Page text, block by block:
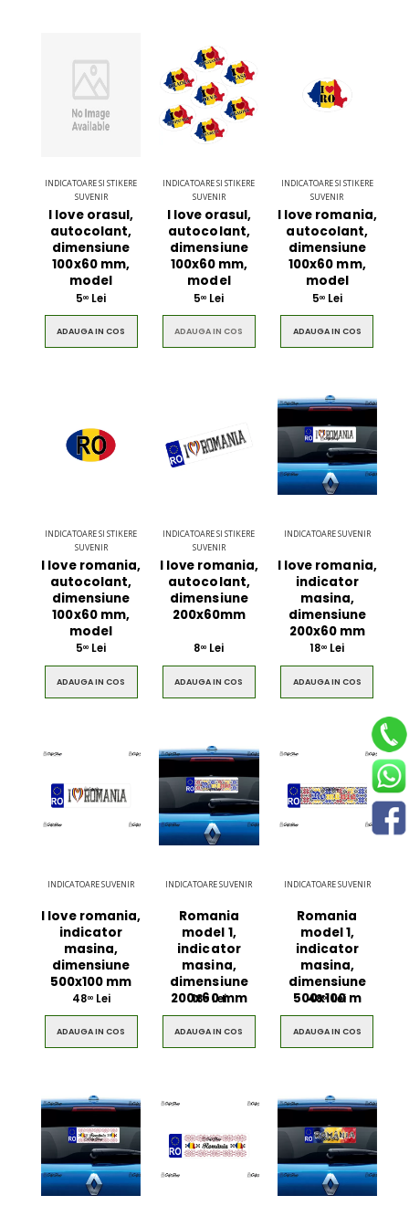
INDICATOARE SI STIKERE
SUVENIR
I love orasul,
autocolant,
dimensiune
100x60 mm,
model
500 Lei
ADAUGA IN COS
INDICATOARE SI STIKERE
SUVENIR
I love orasul,
autocolant,
dimensiune
100x60 mm,
model
500 Lei
ADAUGA IN COS
INDICATOARE SI STIKERE
SUVENIR
I love romania,
autocolant,
dimensiune
100x60 mm,
model
500Lei
ADAUGA IN COS
INDICATOARE SI STIKERE
SUVENIR
I love romania,
autocolant,
dimensiune
100x60 mm,
model
500 Lei
ADAUGA IN COS
INDICATOARE SI STIKERE
SUVENIR
I love romania,
autocolant,
dimensiune
200x60mm
800 Lei
ADAUGA IN COS
INDICATOARE SUVENIR
I love romania,
indicator
masina,
dimensiune
200x60 mm
1800 Lei
ADAUGA IN COS
INDICATOARE SUVENIR
I love romania,
indicator
masina,
dimensiune
500x100 mm
4800Lei
ADAUGA IN COS
INDICATOARE SUVENIR
Romania
model 1,
indicator
masina,
dimensiune
200x60 mm
1800Lei
ADAUGA IN COS
INDICATOARE SUVENIR
Romania
model 1,
indicator
masina,
dimensiune
500x100 m
4800 Lei
ADAUGA IN COS